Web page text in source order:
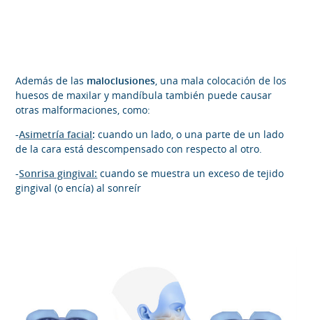
Además de las maloclusiones , una mala colocación de los
huesos de maxilar y mandíbula también puede causar
otras malformaciones, como:
-Asimetría facial: cuando un lado, o una parte de un lado
de la cara está descompensado con respecto al otro.
-Sonrisa gingival: cuando se muestra un exceso de tejido
gingival (o encía) al sonreír